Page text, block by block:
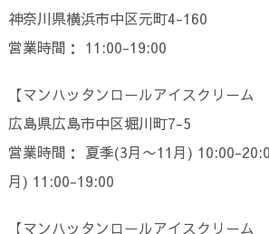
神奈川県横浜市中区元町4-160
営業時間： 11:00-19:00
【マンハッタンロールアイスクリーム
広島県広島市中区堀川町7-5
営業時間： 夏季(3月〜11月) 10:00-
月) 11:00-19:00
【マンハッタンロールアイスクリーム